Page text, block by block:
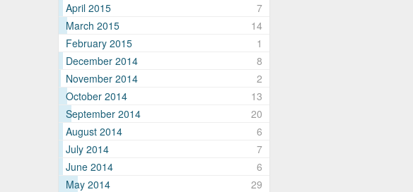
April 2015
7
March 2015
14
February 2015
1
December 2014
8
November 2014
2
October 2014
13
September 2014
20
August 2014
6
July 2014
7
June 2014
6
May 2014
29